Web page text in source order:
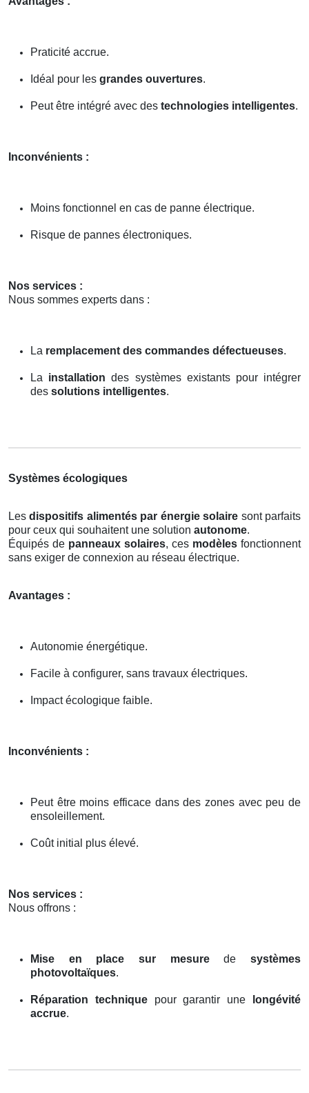
Praticité accrue.
Idéal pour les grandes ouvertures.
Peut être intégré avec des technologies intelligentes.
Inconvénients :
Moins fonctionnel en cas de panne électrique.
Risque de pannes électroniques.
Nos services :
Nous sommes experts dans :
La remplacement des commandes défectueuses.
La installation des systèmes existants pour intégrer
des solutions intelligentes.
Systèmes écologiques
Lesdispositifs alimentés par énergie solaire sont parfaits
pour ceux qui souhaitent une solution autonome.
Équipés de panneaux solaires, ces modèles fonctionnent
sans exiger de connexion au réseau électrique.
Avantages :
Autonomie énergétique.
Facile à configurer, sans travaux électriques.
Impact écologique faible.
Inconvénients :
Peut être moins efficace dans des zones avec peu de
ensoleillement.
Coût initial plus élevé.
Nos services :
Nous offrons :
Mise en place sur mesuredesystèmes
photovoltaïques.
Réparation techniquepour garantir une
longévité
accrue.